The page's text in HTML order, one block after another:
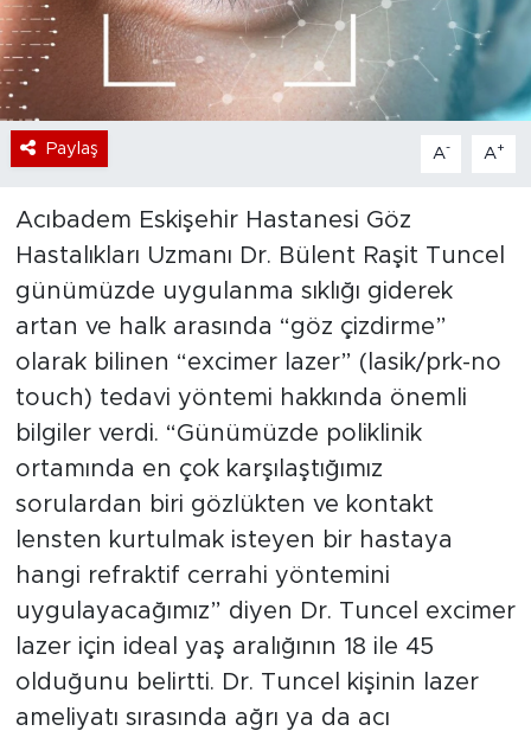
Paylaş A- A+
Acıbadem Eskişehir Hastanesi Göz
Hastalıkları Uzmanı Dr. Bülent Raşit Tuncel
günümüzde uygulanma sıklığı giderek
artan ve halk arasında “göz çizdirme”
olarak bilinen “excimer lazer” (lasik/prk-no
touch) tedavi yöntemi hakkında önemli
bilgiler verdi. “Günümüzde poliklinik
ortamında en çok karşılaştığımız
sorulardan biri gözlükten ve kontakt
lensten kurtulmak isteyen bir hastaya
hangi refraktif cerrahi yöntemini
uygulayacağımız” diyen Dr. Tuncel excimer
lazer için ideal yaş aralığının 18 ile 45
olduğunu belirtti. Dr. Tuncel kişinin lazer
ameliyatı sırasında ağrı ya da acı